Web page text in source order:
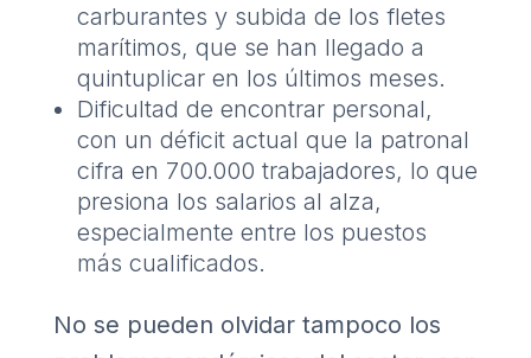
carburantes y subida de los fletes
marítimos, que se han llegado a
quintuplicar en los últimos meses.
Dificultad de encontrar personal,
con un déficit actual que la patronal
cifra en 700.000 trabajadores, lo que
presiona los salarios al alza,
especialmente entre los puestos
más cualificados.
No se pueden olvidar tampoco los